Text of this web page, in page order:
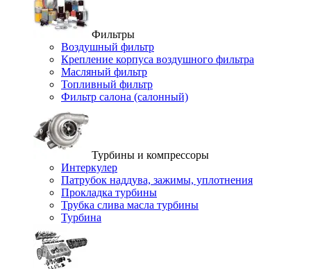
Фильтры
Воздушный фильтр
Крепление корпуса воздушного фильтра
Масляный фильтр
Топливный фильтр
Фильтр салона (салонный)
Турбины и компрессоры
Интеркулер
Патрубок наддува, зажимы, уплотнения
Прокладка турбины
Трубка слива масла турбины
Турбина